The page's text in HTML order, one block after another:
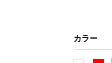
カラー